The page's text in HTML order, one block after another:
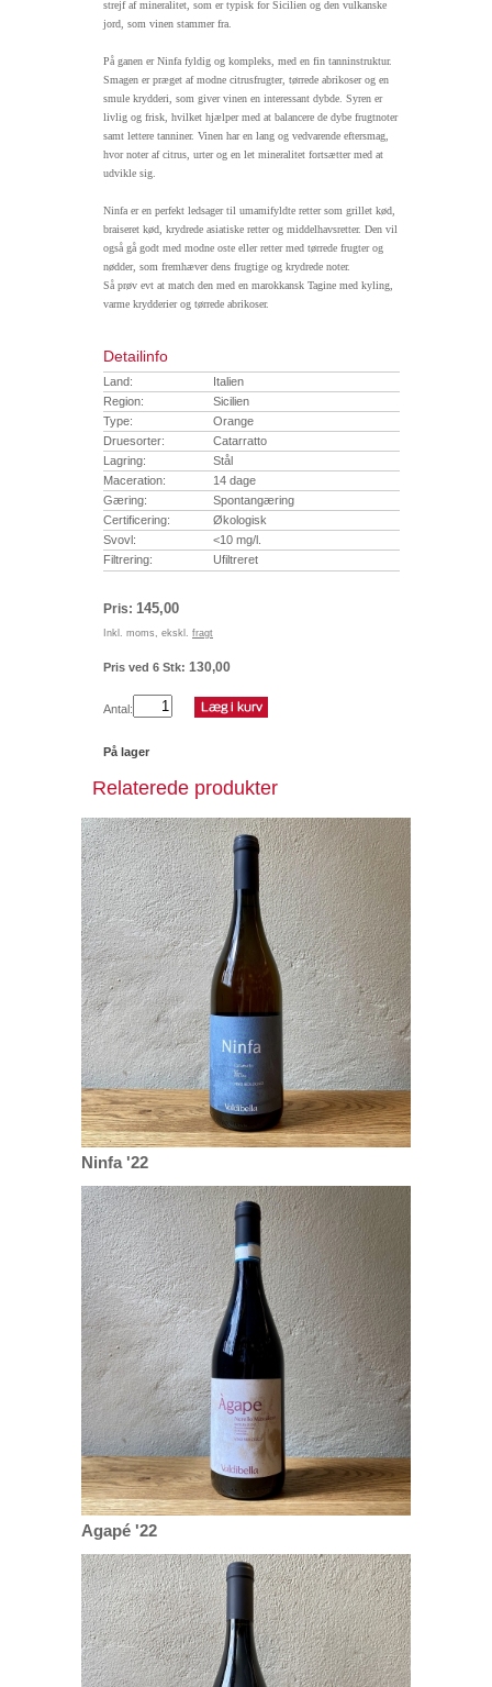
strejf af mineralitet, som er typisk for Sicilien og den vulkanske
jord, som vinen stammer fra.
På ganen er Ninfa fyldig og kompleks, med en fin tanninstruktur.
Smagen er præget af modne citrusfrugter, tørrede abrikoser og en
smule krydderi, som giver vinen en interessant dybde. Syren er
livlig og frisk, hvilket hjælper med at balancere de dybe frugtnoter
samt lettere tanniner. Vinen har en lang og vedvarende eftersmag,
hvor noter af citrus, urter og en let mineralitet fortsætter med at
udvikle sig.
Ninfa er en perfekt ledsager til umamifyldte retter som grillet kød,
braiseret kød, krydrede asiatiske retter og middelhavsretter. Den vil
også gå godt med modne oste eller retter med tørrede frugter og
nødder, som fremhæver dens frugtige og krydrede noter.
Så prøv evt at match den med en marokkansk Tagine med kyling,
varme krydderier og tørrede abrikoser.
Detailinfo
Land:
Italien
Region:
Sicilien
Type:
Orange
Druesorter:
Catarratto
Lagring:
Stål
Maceration:
14 dage
Gæring:
Spontangæring
Certificering:
Økologisk
Svovl:
<10 mg/l.
Filtrering:
Ufiltreret
Pris: 145,00
Inkl. moms, ekskl. fragt
Pris ved 6 Stk: 130,00
Antal:
På lager
Relaterede produkter
Ninfa '22
Agapé '22